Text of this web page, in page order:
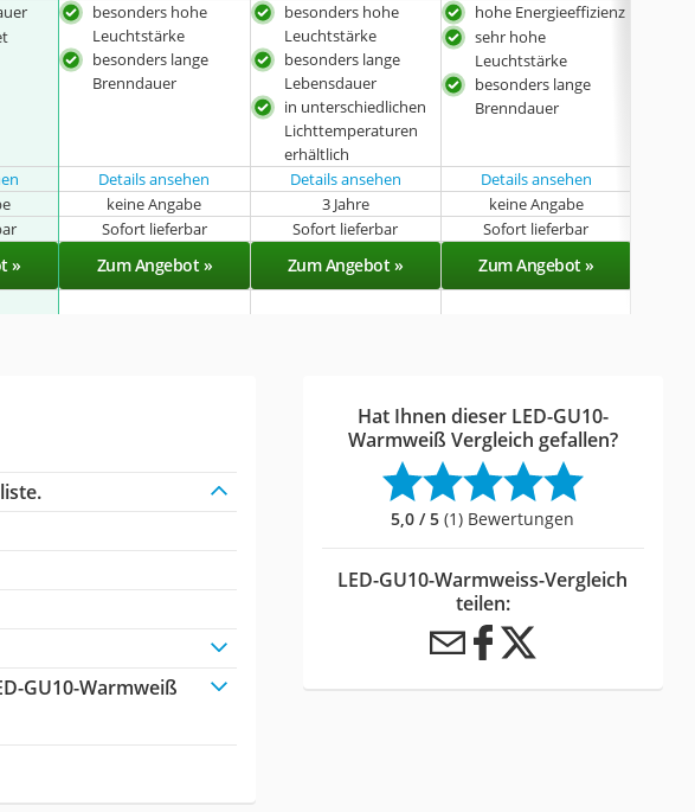
besonders hohe
Leuchtstärke
besonders lange
Brenndauer
besonders hohe
Leuchtstärke
besonders lange
Lebensdauer
in unterschiedlichen
Lichttemperaturen
erhältlich
hohe Energieeffizienz
sehr hohe
Leuchtstärke
besonders lange
Brenndauer
Details ansehen Details ansehen
Details ansehen
keine Angabe 3 Jahre keine Angabe
Sofort lieferbar Sofort lieferbar Sofort lieferbar
» Zum Angebot » Zum Angebot » Zum Angebot »
GU10-Warmweiß
Hat Ihnen dieser LED-GU10-
Warmweiß Vergleich gefallen?
5,0 / 5 (1) Bewertungen
LED-GU10-Warmweiss-Vergleich
teilen: